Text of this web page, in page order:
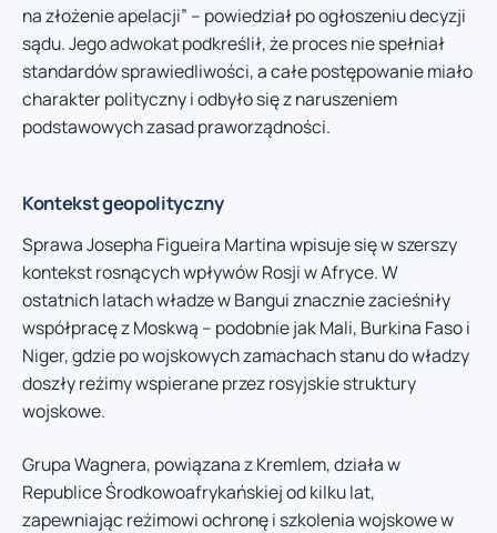
na złożenie apelacji” – powiedział po ogłoszeniu decyzji
sądu. Jego adwokat podkreślił, że proces nie spełniał
standardów sprawiedliwości, a całe postępowanie miało
charakter polityczny i odbyło się z naruszeniem
podstawowych zasad praworządności.
Kontekst geopolityczny
Sprawa Josepha Figueira Martina wpisuje się w szerszy
kontekst rosnących wpływów Rosji w Afryce. W
ostatnich latach władze w Bangui znacznie zacieśniły
współpracę z Moskwą – podobnie jak Mali, Burkina Faso i
Niger, gdzie po wojskowych zamachach stanu do władzy
doszły reżimy wspierane przez rosyjskie struktury
wojskowe.
Grupa Wagnera, powiązana z Kremlem, działa w
Republice Środkowoafrykańskiej od kilku lat,
zapewniając reżimowi ochronę i szkolenia wojskowe w